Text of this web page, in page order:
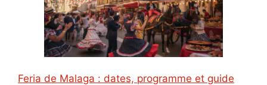
Feria de Malaga : dates, programme et guide